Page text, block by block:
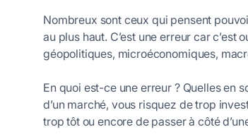
Nombreux sont ceux qui pensent
au plus haut. C’est une erreur car
géopolitiques, microéconomiques,
En quoi est-ce une erreur ? Quelles en
d’un marché, vous risquez de trop
trop tôt ou encore de passer à côté